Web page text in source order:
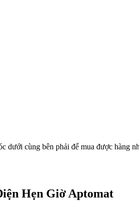
dưới cùng bên phải để mua được hàng
Hẹn Giờ Aptomat